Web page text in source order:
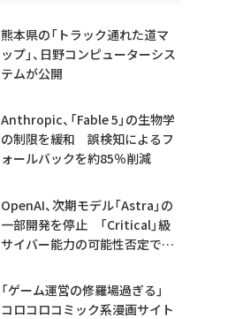
熊本県の「トラック通れた道マ
ップ」、日野コンピューターシス
テムが公開
Anthropic、「Fable 5」の生物学
の制限を緩和 誤検知によるフ
ォールバックを約85％削減
OpenAI、次期モデル「Astra」の
一部開発を停止 「Critical」級
サイバー能力の可能性否定でき
「ゲーム運営の修羅場過ぎる」
コロコロコミック系漫画サイト